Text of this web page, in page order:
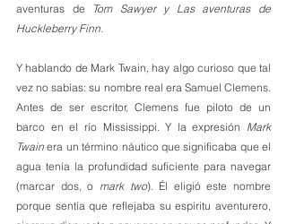
aventuras de
Tom Sawyer y Las aventuras de
Huckleberry Finn.
Y hablando de Mark Twain, hay algo curioso que tal
vez no sabías: su nombre real era Samuel Clemens.
Antes de ser escritor, Clemens fue piloto de un
barco en el río Mississippi. Y la expresión Mark
Twain era un término náutico que significaba que el
agua tenía la profundidad suficiente para navegar
(marcar dos, o mark two). Él eligió este nombre
porque sentía que reflejaba su espíritu aventurero,